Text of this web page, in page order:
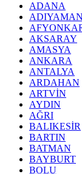
ADANA
ADIYAMAN
AKSARAY
AMASYA
ANKARA
ANTALYA
ARDAHAN
ARTVİN
AYDIN
AĞRI
BALIKESİR
BARTIN
BATMAN
BAYBURT
BOLU